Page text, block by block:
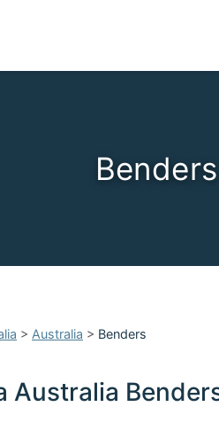
Benders
> Australia > Benders
Australia